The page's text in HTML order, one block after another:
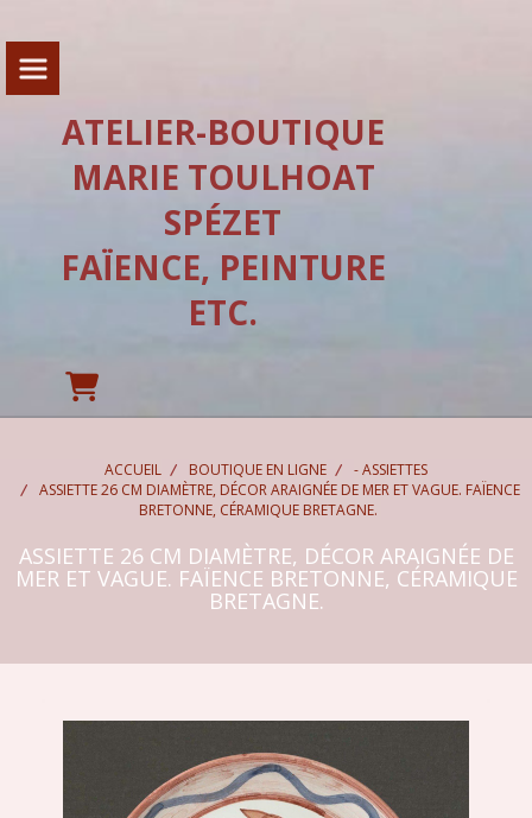
ATELIER-BOUTIQUE
MARIE TOULHOAT
SPÉZET
FAÏENCE, PEINTURE
ETC.
ACCUEIL BOUTIQUE EN LIGNE
- ASSIETTES
ASSIETTE 26 CM DIAMÈTRE, DÉCOR ARAIGNÉE DE MER ET VAGUE. FAÏENCE
BRETONNE, CÉRAMIQUE BRETAGNE.
ASSIETTE 26 CM DIAMÈTRE, DÉCOR ARAIGNÉE DE
MER ET VAGUE. FAÏENCE BRETONNE, CÉRAMIQUE
BRETAGNE.